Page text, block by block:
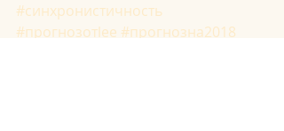
#синхронистичность
#прогнозотlee #прогнозна2018